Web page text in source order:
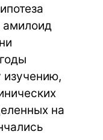
амилоид
изучению,
на